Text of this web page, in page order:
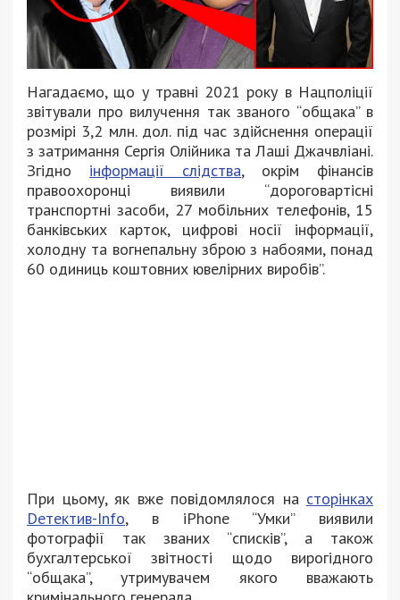
Нагадаємо, що у травні 2021 року в Нацполіції
звітували про вилучення так званого “общака” в
розмірі 3,2 млн. дол. під час здійснення операції
з затримання Сергія Олійника та Лаші Джачвліані.
Згідно інформації слідства, окрім фінансів
правоохоронці виявили “дороговартісні
транспортні засоби, 27 мобільних телефонів, 15
банківських карток, цифрові носії інформації,
холодну та вогнепальну зброю з набоями, понад
60 одиниць коштовних ювелірних виробів”.
При цьому, як вже повідомлялося на сторінках
Dетектив-Info, в iPhone “Умки” виявили
фотографії так званих “списків”, а також
бухгалтерської звітності щодо вирогідного
“общака”, утримувачем якого вважають